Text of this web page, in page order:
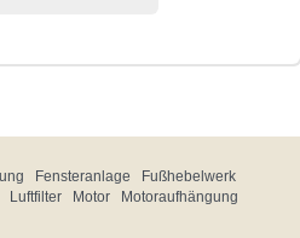
Fensteranlage
Fußhebelwerk
Luftfilter Motor
Motoraufhängung